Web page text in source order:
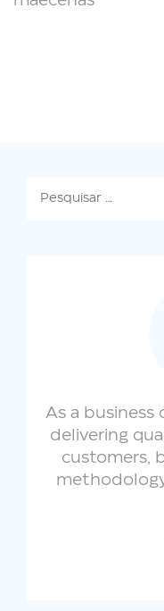
As a business
delivering
customers,